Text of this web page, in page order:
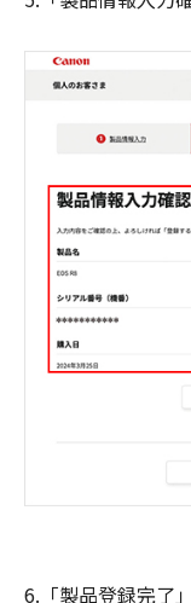
6.「製品登録完了